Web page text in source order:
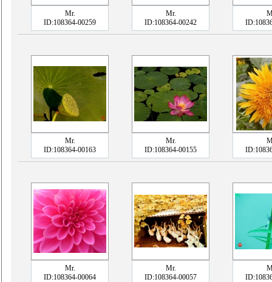
Mr.
ID:108364-00259
Mr.
ID:108364-00242
Mr.
ID:108364-00163
Mr.
ID:108364-00155
Mr.
ID:108364-00064
Mr.
ID:108364-00057